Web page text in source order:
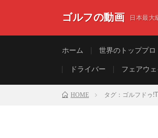
ゴルフの動画 日本最大
ホーム 世界のトッププロ
ドライバー フェアウ
HOME タグ：ゴルフドゥ